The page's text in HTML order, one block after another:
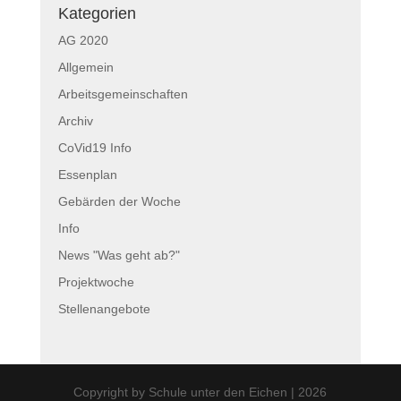
Kategorien
AG 2020
Allgemein
Arbeitsgemeinschaften
Archiv
CoVid19 Info
Essenplan
Gebärden der Woche
Info
News "Was geht ab?"
Projektwoche
Stellenangebote
Copyright by Schule unter den Eichen | 2026